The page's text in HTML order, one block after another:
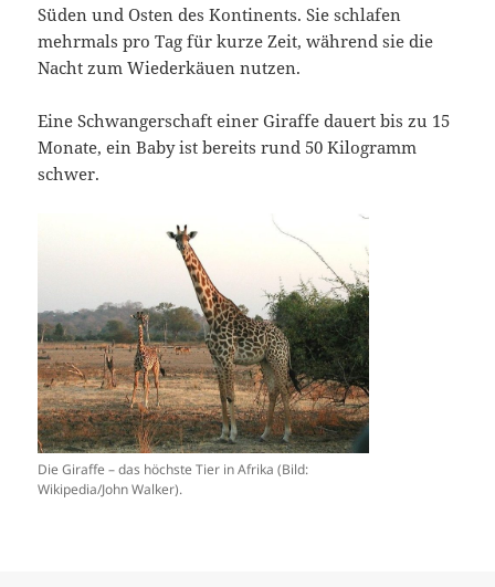
Süden und Osten des Kontinents. Sie schlafen
mehrmals pro Tag für kurze Zeit, während sie die
Nacht zum Wiederkäuen nutzen.
Eine Schwangerschaft einer Giraffe dauert bis zu 15
Monate, ein Baby ist bereits rund 50 Kilogramm
schwer.
Die Giraffe – das höchste Tier in Afrika (Bild:
Wikipedia/John Walker).